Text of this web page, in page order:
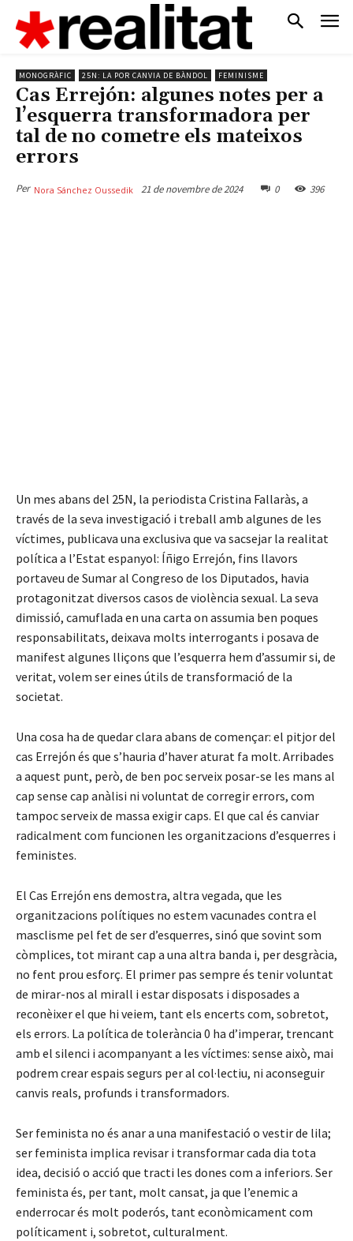
MONOGRÀFIC 25N: LA POR CANVIA DE BÀNDOL FEMINISME
Cas Errejón: algunes notes per a
l’esquerra transformadora per
tal de no cometre els mateixos
errors
Per Nora Sánchez Oussedik 21 de novembre de 2024 0 396
Un mes abans del 25N, la periodista Cristina Fallaràs, a
través de la seva investigació i treball amb algunes de les
víctimes, publicava una exclusiva que va sacsejar la realitat
política a l’Estat espanyol: Íñigo Errejón, fins llavors
portaveu de Sumar al Congreso de los Diputados, havia
protagonitzat diversos casos de violència sexual. La seva
dimissió, camuflada en una carta on assumia ben poques
responsabilitats, deixava molts interrogants i posava de
manifest algunes lliçons que l’esquerra hem d’assumir si, de
veritat, volem ser eines útils de transformació de la
societat.
Una cosa ha de quedar clara abans de començar: el pitjor del
cas Errejón és que s’hauria d’haver aturat fa molt. Arribades
a aquest punt, però, de ben poc serveix posar-se les mans al
cap sense cap anàlisi ni voluntat de corregir errors, com
tampoc serveix de massa exigir caps. El que cal és canviar
radicalment com funcionen les organitzacions d’esquerres i
feministes.
El Cas Errejón ens demostra, altra vegada, que les
organitzacions polítiques no estem vacunades contra el
masclisme pel fet de ser d’esquerres, sinó que sovint som
còmplices, tot mirant cap a una altra banda i, per desgràcia,
no fent prou esforç. El primer pas sempre és tenir voluntat
de mirar-nos al mirall i estar disposats i disposades a
reconèixer el que hi veiem, tant els encerts com, sobretot,
els errors. La política de tolerància 0 ha d’imperar, trencant
amb el silenci i acompanyant a les víctimes: sense això, mai
podrem crear espais segurs per al col·lectiu, ni aconseguir
canvis reals, profunds i transformadors.
Ser feminista no és anar a una manifestació o vestir de lila;
ser feminista implica revisar i transformar cada dia tota
idea, decisió o acció que tracti les dones com a inferiors. Ser
feminista és, per tant, molt cansat, ja que l’enemic a
enderrocar és molt poderós, tant econòmicament com
políticament i, sobretot, culturalment.